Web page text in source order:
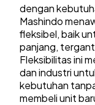
dengan
Mashindo
fleksibel, baik
panjang,
Fleksibilitas ini
dan industri
kebutuhan
membeli unit